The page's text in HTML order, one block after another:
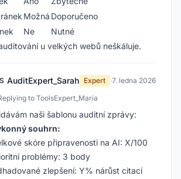
Možná Doporučeno
Ne
Nutné
u velkých webů neškáluje.
AuditExpert_Sarah Expert ·7. ledna 2026
to ToolsExpert_Maria
naši šablonu auditní zprávy:
souhrn:
skóre připravenosti na AI: X/100
problémy: 3 body
zlepšení: Y% nárůst citací